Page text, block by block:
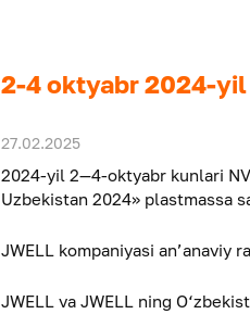
2-4 oktyabr 2024-yil
27.02.2025
2024-yil 2—4-oktyabr kunlari
Uzbekistan 2024» plastmassa
JWELL kompaniyasi an’anaviy
JWELL va JWELL ning